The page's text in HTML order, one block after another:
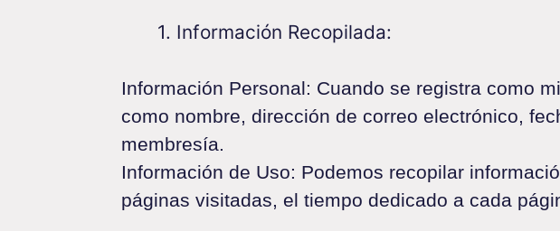
1. Información Recopilada:
Información Personal: Cuando se registra como
como nombre, dirección de correo electrónico,
membresía.
Información de Uso: Podemos recopilar
páginas visitadas, el tiempo dedicado a cada